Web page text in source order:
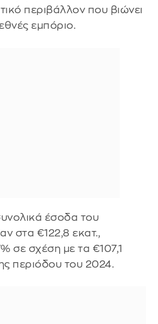
περιβάλλον που βιώνει
εμπόριο.
έσοδα του
στα €122,8 εκατ.,
σε σχέση με τα €107,1
περιόδου του 2024.